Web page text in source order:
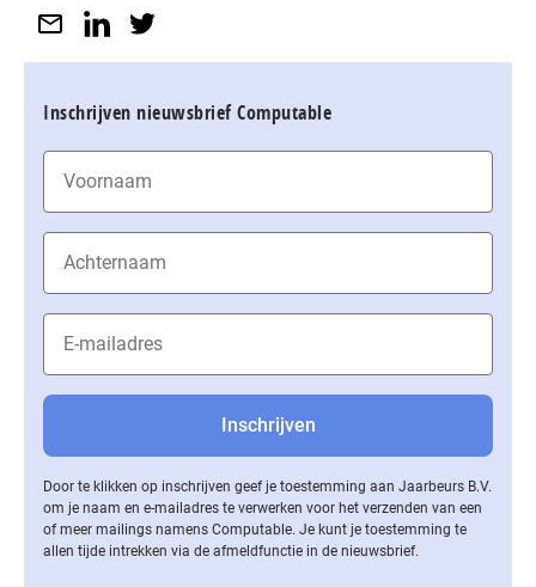
Inschrijven nieuwsbrief Computable
Door te klikken op inschrijven geef je toestemming aan Jaarbeurs B.V.
om je naam en e-mailadres te verwerken voor het verzenden van een
of meer mailings namens Computable. Je kunt je toestemming te
allen tijde intrekken via de af­meld­func­tie in de nieuwsbrief.